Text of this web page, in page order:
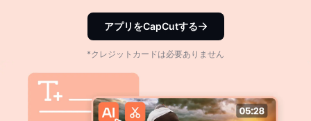
Dreamina Seedance 2.5
Nano Banana Pro
Gemini Omni
ソーシャルメディア
マーケティング
アニバーサリーのテンプレート
エフェクトのテンプレート
ビジネスのテンプレート
クリエイティブパートナープログラム
CapCutクリエイティブキャンパス
ヘルプ
アプリをCapCutする
*クレジットカードは必要ありません